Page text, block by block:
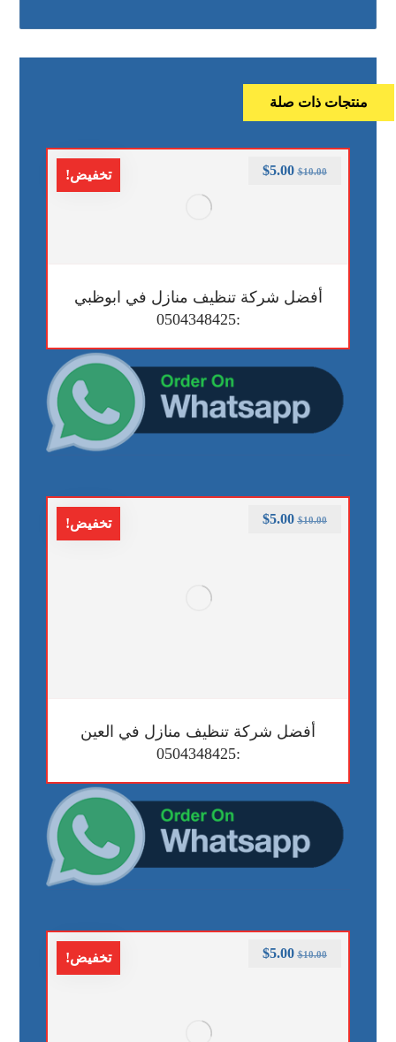
منتجات ذات صلة
تخفيض!
أفضل شركة تنظيف منازل في ابوظبي
:0504348425
$10.00
$5.00
تخفيض!
أفضل شركة تنظيف منازل في العين
:0504348425
$10.00
$5.00
تخفيض! $10.00
$5.00